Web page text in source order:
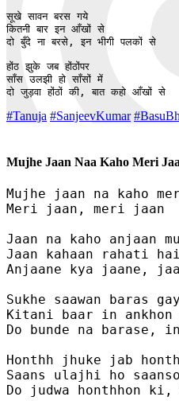
सूखे सावन बरस गये
कितनी बार इन आँखों से
दो बुँदे ना बरसे, इन भीगी पलकों से
होंठ झुके जब होंठोंपर
साँस उलझी हो साँसों में
दो जुड़वा होंठों की, बात कहो आँखों से
#Tanuja #SanjeevKumar
Mujhe Jaan Naa Kaho Meri
Mujhe jaan na kaho
Meri jaan, meri jaan
Jaan na kaho anjaan
Jaan kahaan rahati
Anjaane kya jaane,
Sukhe saawan baras
Kitani baar in ankhon
Do bunde na barase,
Honthh jhuke jab
Saans ulajhi ho
Do judwa honthhon ki,